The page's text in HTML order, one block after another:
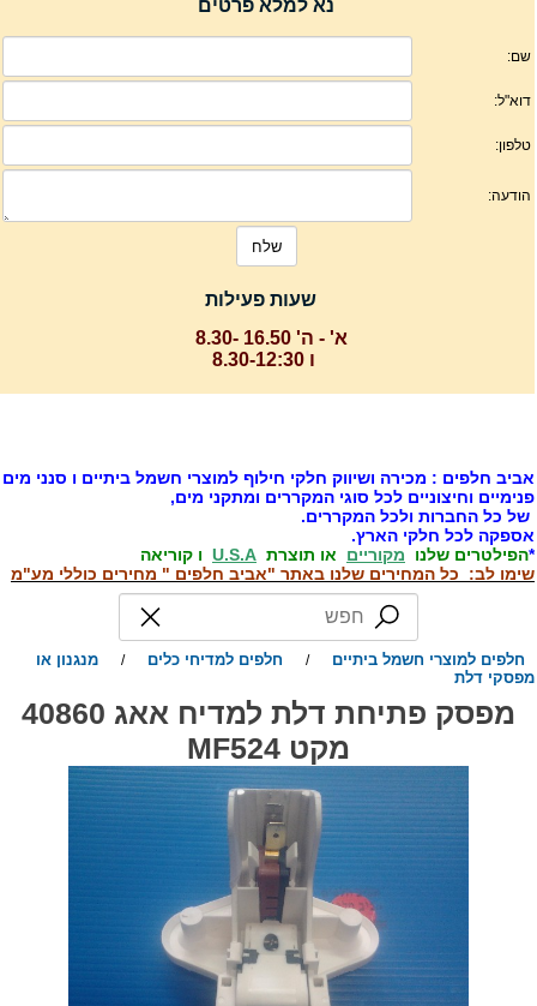
נא למלא פרטים
שעות פעילות
א' - ה' 16.50 -8.30
ו 8.30-12:30
חלפים : מכירה ושיווק חלקי חילוף למוצרי חשמל ביתיים ו סנני מים
וחיצוניים לכל סוגי המקררים ומתקני מים,
כל החברות ולכל המקררים.
לכל חלקי הארץ.
הפילטרים שלנו מקורייםאו תוצרת U.S.Aו קוריאה
לב: כל המחירים שלנו באתר "אביב חלפים " מחירים כוללי מע"מ
חלפים למוצרי חשמל ביתיים חלפים למדיחי כלים
מנגנון או
דלת
מפסק פתיחת דלת למדיח אאג 40860
מקט MF524